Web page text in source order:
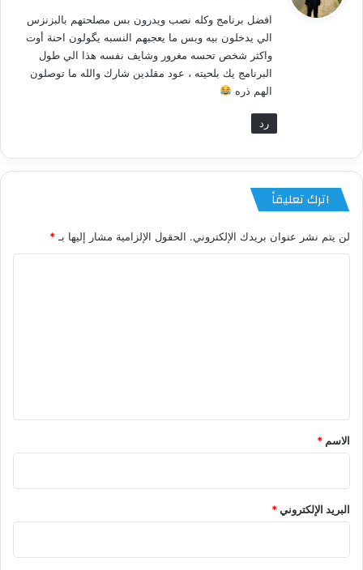
ل
افضل برنامج وكله نصب ويدرون بس مصلحتهم بالبزنزس
الي يدخلون بيه وبس ما يعجبهم النسبه يگولون احنة أوت
واكثر شخص تحسه مغرور وشايف نفسه هذا الي طول
البرنامج يك بلحيته ، عود مقلدين شارك والله ما توصلون
الهم ذره
رد
اترك تعليقاً
لن يتم نشر عنوان بريدك الإلكتروني. الحقول الإلزامية مشار إليها بـ *
*
الاسم *
البريد الإلكتروني*